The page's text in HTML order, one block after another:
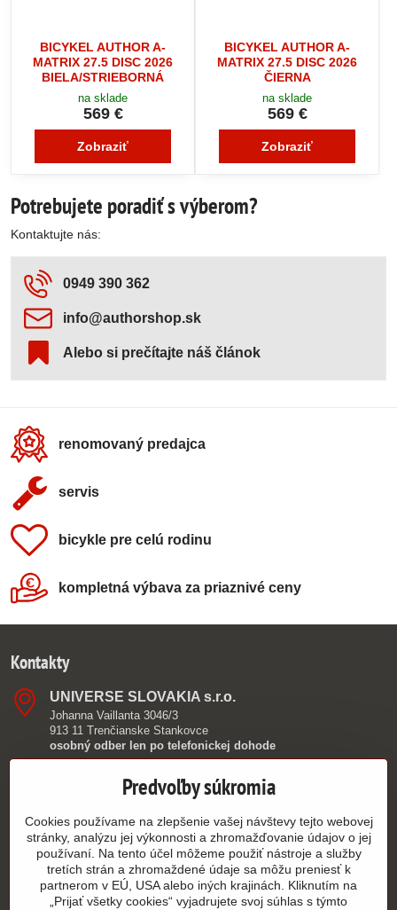
BICYKEL AUTHOR A-
MATRIX 27.5 DISC 2026
BIELA/STRIEBORNÁ
na sklade
569 €
Zobraziť
BICYKEL AUTHOR A-
MATRIX 27.5 DISC 2026
ČIERNA
na sklade
569 €
Zobraziť
Potrebujete poradiť s výberom?
Kontaktujte nás:
0949 390 362
info​@authorshop​.sk
Alebo si prečítajte náš článok
renomovaný predajca
servis
bicykle pre celú rodinu
kompletná výbava za priaznivé ceny
Kontakty
UNIVERSE SLOVAKIA s​.r​.o​.
Johanna Vaillanta 3046/3
913 11 Trenčianske Stankovce
osobný odber len po telefonickej dohode
0949 390 362
info​@authorshop​.sk
9:00 - 15:00
PO - PIA
Predvoľby súkromia
Cookies používame na zlepšenie vašej návštevy tejto webovej
stránky, analýzu jej výkonnosti a zhromažďovanie údajov o jej
používaní. Na tento účel môžeme použiť nástroje a služby
tretích strán a zhromaždené údaje sa môžu preniesť k
partnerom v EÚ, USA alebo iných krajinách. Kliknutím na
„Prijať všetky cookies“ vyjadrujete svoj súhlas s týmto